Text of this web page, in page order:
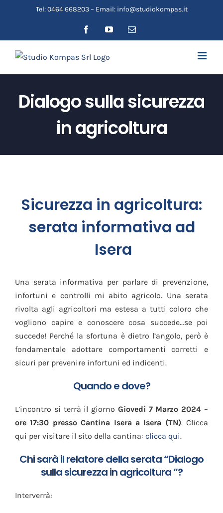
Tel: 0464 668203 – Email: info@studiokompas.it
FacebookYouTubeEmail
Dialogo sulla sicurezza
in agricoltura
Sicurezza in agricoltura:
serata informativa ad
Isera
Una serata informativa per parlare di prevenzione,
infortuni e controlli mi abito agricolo. Una serata
rivolta agli agricoltori ma estesa a tutti coloro che
vogliono capire e conoscere cosa succede…se poi
succede! Perché la sfortuna è dietro l’angolo, però è
fondamentale adottare comportamenti corretti e
sicuri per prevenire infortuni ed indicenti.
Quando e dove?
L’incontro si terrà il giorno Giovedì 7 Marzo 2024 –
ore 17:30 presso Cantina Isera a Isera (TN). Clicca
qui per visitare il sito della cantina: clicca qui.
Chi sarà il relatore della serata “Dialogo
sulla sicurezza in agricoltura “?
Interverrà: